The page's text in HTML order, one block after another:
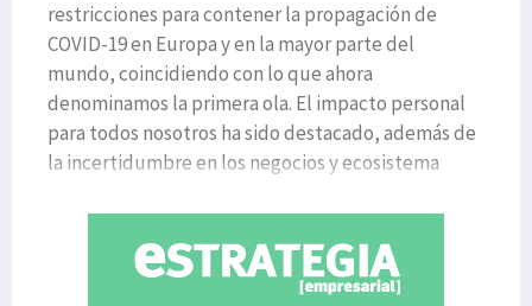
restricciones para contener la propagación de
COVID-19 en Europa y en la mayor parte del
mundo, coincidiendo con lo que ahora
denominamos la primera ola. El impacto personal
para todos nosotros ha sido destacado, además de
la incertidumbre en los negocios y ecosistema